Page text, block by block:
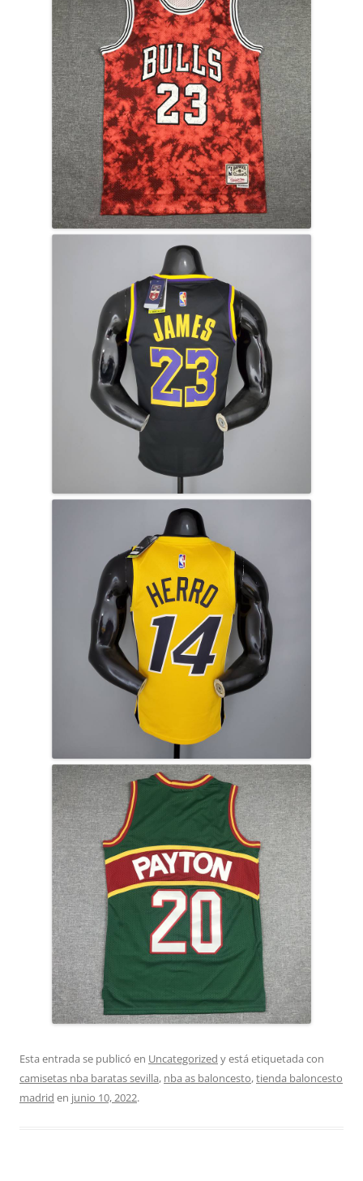
Esta entrada se publicó en Uncategorized y está etiquetada con
camisetas nba baratas sevilla, nba as baloncesto,tienda baloncesto
madrid en junio 10, 2022.